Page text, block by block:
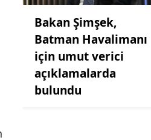
Bakan Şimşek,
Batman Havalimanı
için umut verici
açıklamalarda
bulundu